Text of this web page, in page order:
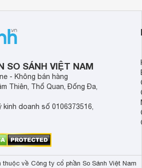
SO SÁNH VIỆT NAM
- Không bán hàng
Thiên, Thổ Quan, Đống Đa,
doanh số 0106373516,
về Công ty cổ phần So Sánh Việt Nam